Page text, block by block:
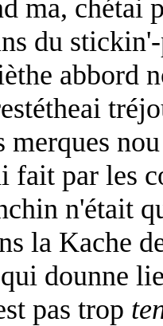
chétai
stickin'-
abbord
nou
par les
n'était
la Kache
dounne
pas trop